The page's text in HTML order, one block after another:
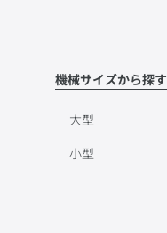
機械サイズから探す
大型
小型